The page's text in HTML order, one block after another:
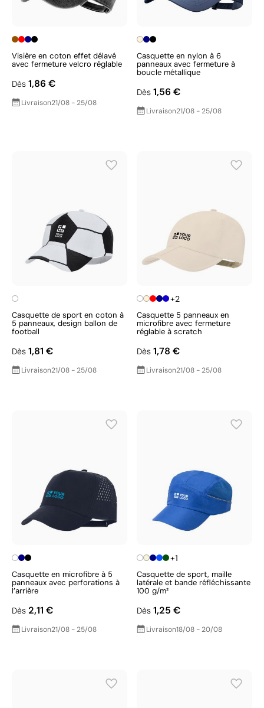
Visière en coton effet délavé
avec fermeture velcro réglable
Dès 1,86 €
Livraison21/08 - 25/08
Casquette en nylon à 6
panneaux avec fermeture à
boucle métallique
Dès 1,56 €
Livraison21/08 - 25/08
Casquette de sport en coton à
5 panneaux, design ballon de
football
Dès 1,81 €
Livraison21/08 - 25/08
+2
Casquette 5 panneaux en
microfibre avec fermeture
réglable à scratch
Dès 1,78 €
Livraison21/08 - 25/08
Casquette en microfibre à 5
panneaux avec perforations à
l’arrière
Dès 2,11 €
Livraison21/08 - 25/08
+1
Casquette de sport, maille
latérale et bande réfléchissante
100 g/m²
Dès 1,25 €
Livraison18/08 - 20/08